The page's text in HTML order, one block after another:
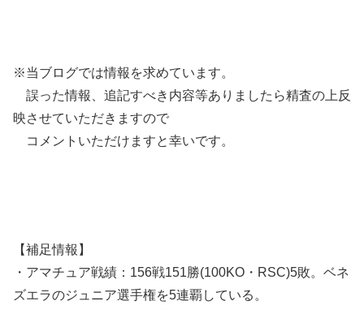
※当ブログでは情報を求めています。
誤った情報、追記すべき内容等ありましたら精査の上反
映させていただきますので
コメントいただけますと幸いです。
【補足情報】
・アマチュア戦績：156戦151勝(100KO・RSC)5敗。ベネ
ズエラのジュニア選手権を5連覇している。